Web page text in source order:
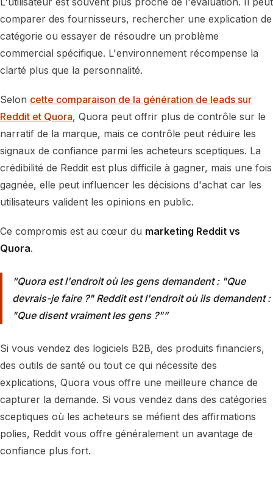
comparer des fournisseurs, rechercher une explication de
catégorie ou essayer de résoudre un problème
commercial spécifique. L'environnement récompense la
clarté plus que la personnalité.
Selon cette comparaison de la génération de leads sur
Reddit et Quora, Quora peut offrir plus de contrôle sur le
narratif de la marque, mais ce contrôle peut réduire les
signaux de confiance parmi les acheteurs sceptiques. La
crédibilité de Reddit est plus difficile à gagner, mais une fois
gagnée, elle peut influencer les décisions d'achat car les
utilisateurs valident les opinions en public.
Ce compromis est au cœur du marketing Reddit vs
Quora.
Quora est l'endroit où les gens demandent : "Que
devrais-je faire ?" Reddit est l'endroit où ils demandent :
"Que disent vraiment les gens ?"
Si vous vendez des logiciels B2B, des produits financiers,
des outils de santé ou tout ce qui nécessite des
explications, Quora vous offre une meilleure chance de
capturer la demande. Si vous vendez dans des catégories
sceptiques où les acheteurs se méfient des affirmations
polies, Reddit vous offre généralement un avantage de
confiance plus fort.